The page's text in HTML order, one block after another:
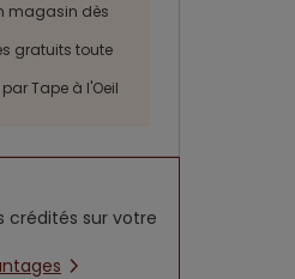
magasin dès
gratuits toute
Tape à l'Oeil
crédités sur votre